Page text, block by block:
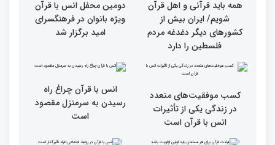
بخش برادران مسابقات
بین‌المللی قرآن کریم
مسابقات قرآن با مساعدت
همه بخش‌های ستاد اجرایی
به خوبی پیش رفته/ اوقاف
همه باید قرآنی و اهل قرآن
شویم/ ایران بیش از
کشورهای دیگر دغدغه مردم
فلسطین را دارد
دومین محفل انس با قرآن
ویژه بانوان در فرهنگسرای